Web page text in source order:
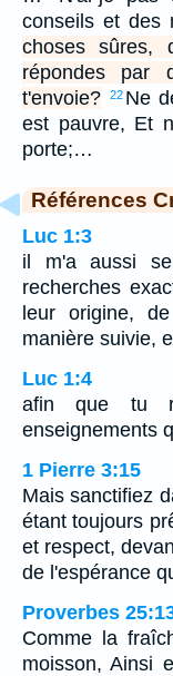
conseils et des
choses sûres,
répondes par
t'envoie?
22 Ne
est pauvre, Et
porte;…
Références
Luc 1:3
il m'a aussi
recherches
leur origine,
manière suivie,
Luc 1:4
afin que tu
enseignements
1 Pierre 3:15
Mais sanctifiez
étant toujours
et respect,
de l'espérance
Proverbes
Comme la
moisson, Ainsi